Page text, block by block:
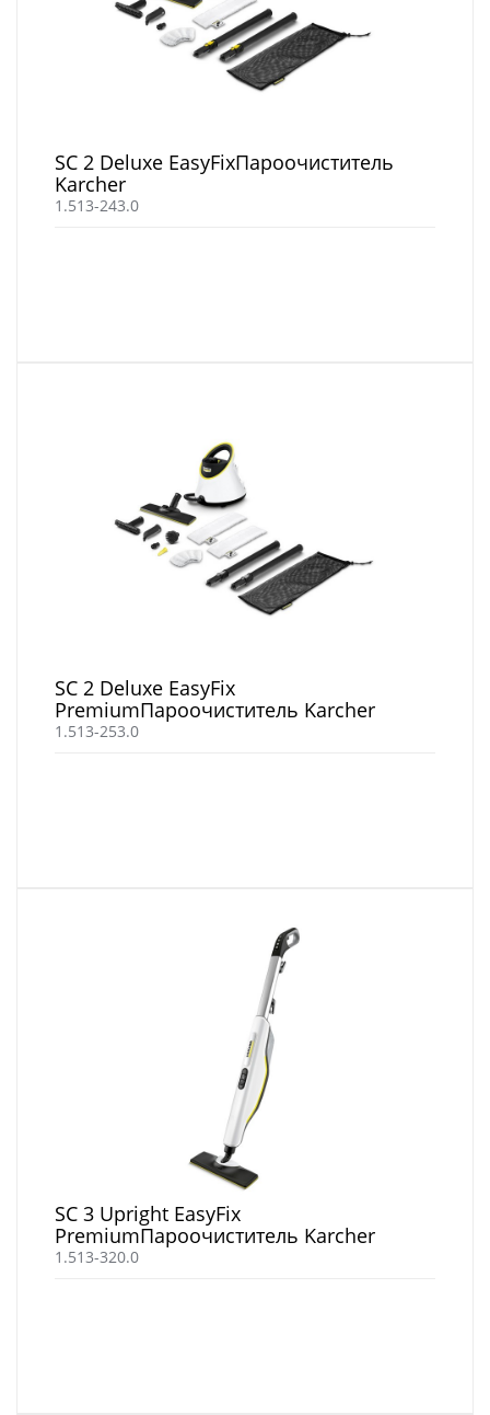
SC 2 Deluxe EasyFixПароочиститель
Karcher
1.513-243.0
SC 2 Deluxe EasyFix
PremiumПароочиститель Karcher
1.513-253.0
SC 3 Upright EasyFix
PremiumПароочиститель Karcher
1.513-320.0